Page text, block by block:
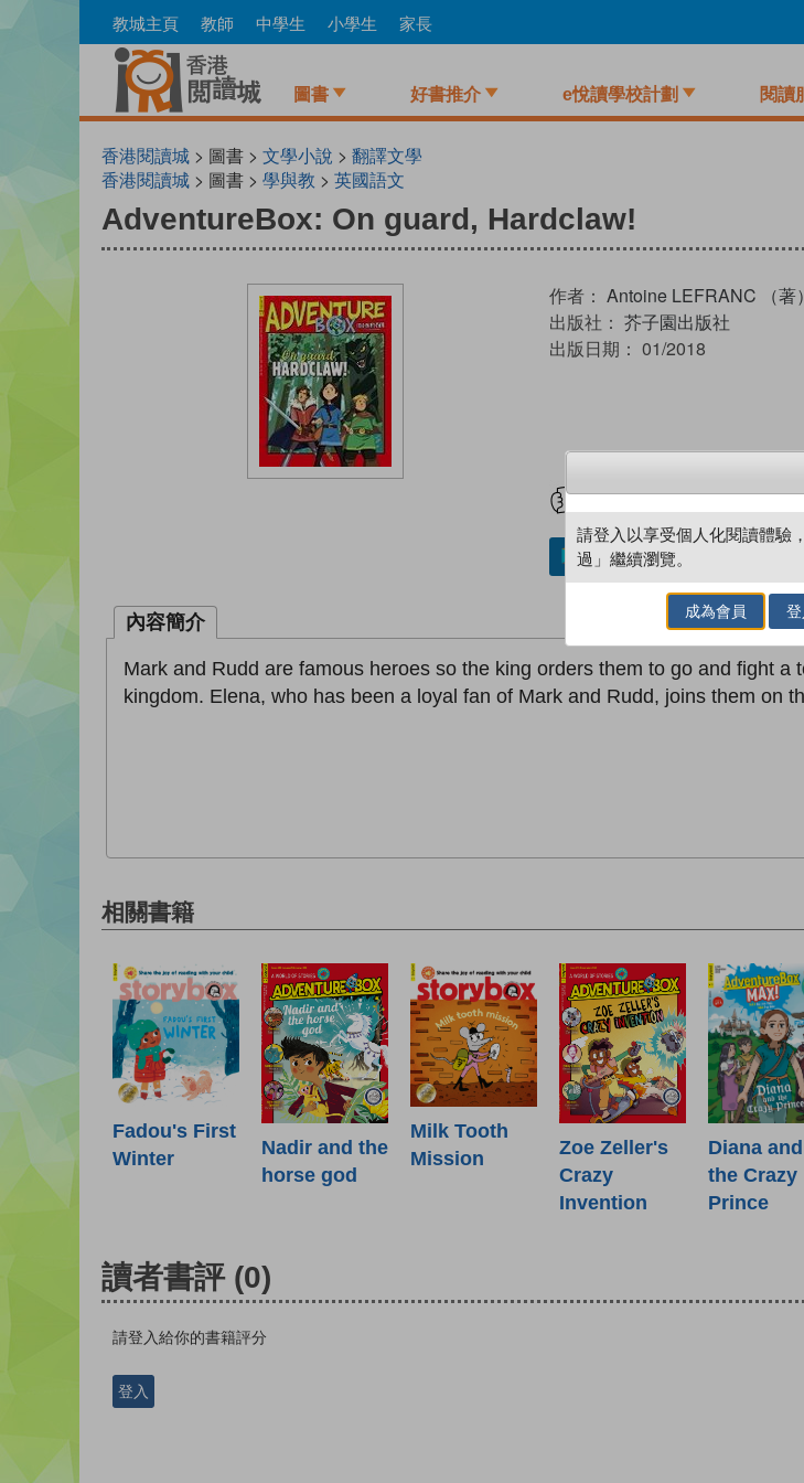
to
教城主頁 教師 中學生 小學生 家長
圖書 好書推介 e悅讀學校計劃 閱讀
香港閱讀城 > 圖書 > 文學小說 > 翻譯文學
香港閱讀城 > 圖書 > 學與教 > 英國語文
AdventureBox: On guard, Hardclaw!
作者： Antoine LEFRANC （著）
出版社： 芥子園出版社
出版日期： 01/2018
加入／閱讀電子書
內容簡介
Mark and Rudd are famous heroes so the king orders them to go and fight
kingdom. Elena, who has been a loyal fan of Mark and Rudd, joins them on
相關書籍
Fadou's First
Winter
Nadir and the
horse god
Milk Tooth
Mission
Zoe Zeller's
Crazy
Invention
Diana and
the Crazy
Prince
讀者書評 (0)
請登入給你的書籍評分
登入
請登入以享受個人化閱讀體驗
過」繼續瀏覽。
成為會員 登